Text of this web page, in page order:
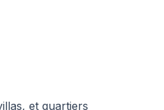
et quartiers